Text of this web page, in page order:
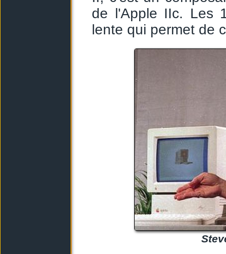
de l'Apple IIc. Les
lente qui permet de